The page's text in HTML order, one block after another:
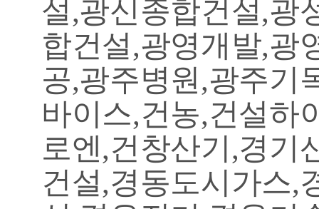
설,광신종합건설,광
합건설,광영개발,광
공,광주병원,광주기
바이스,건농,건설하
로엔,건창산기,경기
건설,경동도시가스,